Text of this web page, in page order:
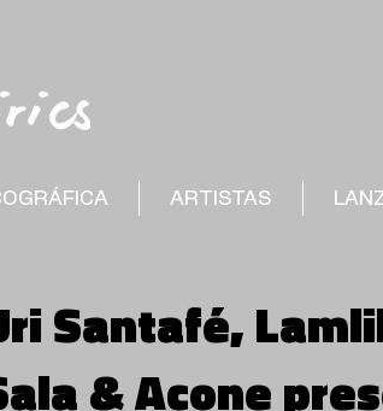
ARTISTAS
Santafé,
& Acone